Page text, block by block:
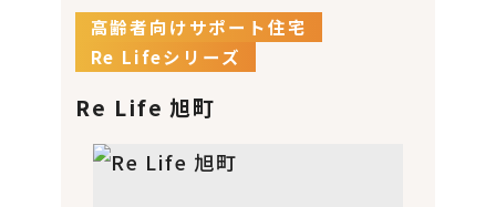
高齢者向けサポート住宅
Re Lifeシリーズ
Re Life 旭町